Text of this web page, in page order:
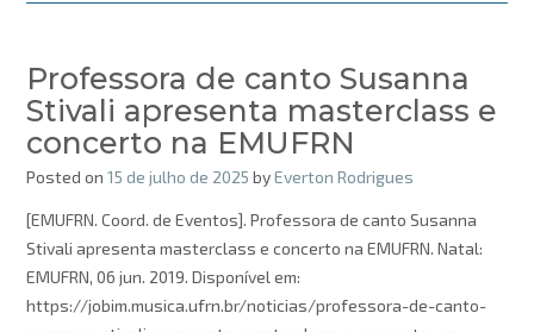
Professora de canto Susanna
Stivali apresenta masterclass e
concerto na EMUFRN
Posted on 15 de julho de 2025 byEverton Rodrigues
[EMUFRN. Coord. de Eventos]. Professora de canto Susanna
Stivali apresenta masterclass e concerto na EMUFRN. Natal:
EMUFRN, 06 jun. 2019. Disponível em:
https://jobim.musica.ufrn.br/noticias/professora-de-canto-